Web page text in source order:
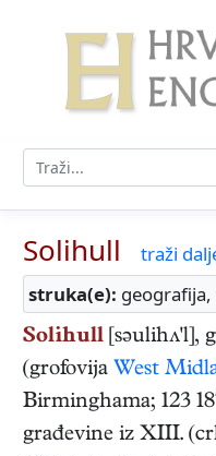
Solihull
traži
struka(e): geografija,
Solihull [səulihʌ'l],
(grofovija West
Birminghama; 123
građevine iz XIII.